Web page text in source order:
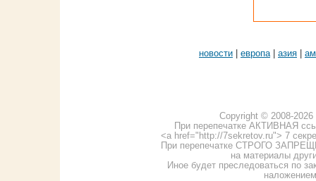
новости европа| азия
Copyright © 2008-
При перепечатке АКТИВНАЯ
<a href="http://7sekretov.ru"> 7
При перепечатке СТРОГО
на материалы
Иное будет преследоваться по